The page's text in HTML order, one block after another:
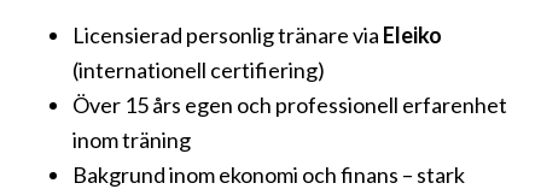
Licensierad personlig tränare via Eleiko
(internationell certifiering)
Över 15 års egen och professionell erfarenhet
inom träning
Bakgrund inom ekonomi och finans – stark